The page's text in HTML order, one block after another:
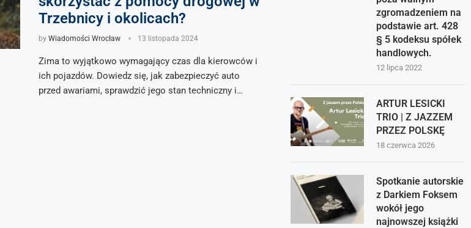
Trzebnicy i okolicach?
by Wiadomości Wrocław 13 listopada 2024
Zima to wyjątkowo wymagający czas dla kierowców i
ich pojazdów. Dowiedz się, jak zabezpieczyć auto
przed awariami, sprawdzić jego stan techniczny i…
zgromadzeniem na
podstawie art. 428
§ 5 kodeksu spółek
handlowych.
12 lipca 2022
ARTUR LESICKI
TRIO | Z JAZZEM
PRZEZ POLSKĘ
18 czerwca 2026
Spotkanie autorskie
z Darkiem Foksem
wokół jego
najnowszej książki